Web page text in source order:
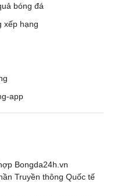
bóng đá
xếp hạng
Bongda24h.vn
Truyền thông Quốc tế